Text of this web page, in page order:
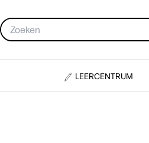
LEERCENTRUM